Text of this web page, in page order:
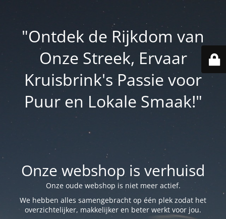
"Ontdek de Rijkdom van
Onze Streek, Ervaar
Kruisbrink's Passie voor
Puur en Lokale Smaak!"
Onze webshop is verhuisd
Onze oude webshop is niet meer actief.
We hebben alles samengebracht op één plek zodat het
overzichtelijker, makkelijker en beter werkt voor jou.